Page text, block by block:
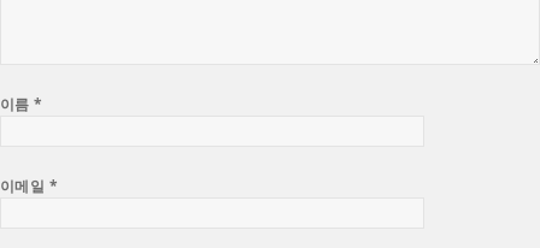
이름*
이메일 *